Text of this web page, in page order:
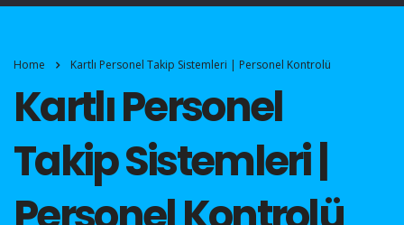
Home Kartlı Personel Takip Sistemleri | Personel Kontrolü
Kartlı Personel
Takip Sistemleri |